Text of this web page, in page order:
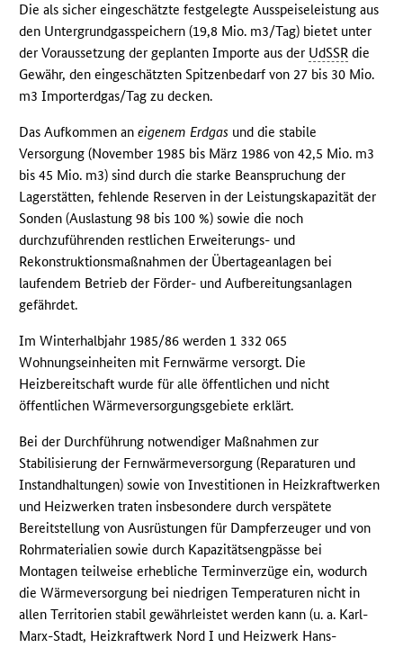
Die als sicher eingeschätzte festgelegte Ausspeiseleistung aus
den Untergrundgasspeichern (19,8 Mio. m3/Tag) bietet unter
der Voraussetzung der geplanten Importe aus der UdSSR die
Gewähr, den eingeschätzten Spitzenbedarf von 27 bis 30 Mio.
m3 Importerdgas/Tag zu decken.
Das Aufkommen aneigenem Erdgas und die stabile
Versorgung (November 1985 bis März 1986 von 42,5 Mio. m3
bis 45 Mio. m3) sind durch die starke Beanspruchung der
Lagerstätten, fehlende Reserven in der Leistungskapazität der
Sonden (Auslastung 98 bis 100 %) sowie die noch
durchzuführenden restlichen Erweiterungs- und
Rekonstruktionsmaßnahmen der Übertageanlagen bei
laufendem Betrieb der Förder- und Aufbereitungsanlagen
gefährdet.
Im Winterhalbjahr 1985/86 werden 1 332 065
Wohnungseinheiten mit Fernwärme versorgt. Die
Heizbereitschaft wurde für alle öffentlichen und nicht
öffentlichen Wärmeversorgungsgebiete erklärt.
Bei der Durchführung notwendiger Maßnahmen zur
Stabilisierung der Fernwärmeversorgung (Reparaturen und
Instandhaltungen) sowie von Investitionen in Heizkraftwerken
und Heizwerken traten insbesondere durch verspätete
Bereitstellung von Ausrüstungen für Dampferzeuger und von
Rohrmaterialien sowie durch Kapazitätsengpässe bei
Montagen teilweise erhebliche Terminverzüge ein, wodurch
die Wärmeversorgung bei niedrigen Temperaturen nicht in
allen Territorien stabil gewährleistet werden kann (u. a. Karl-
Marx-Stadt, Heizkraftwerk Nord I und Heizwerk Hans-